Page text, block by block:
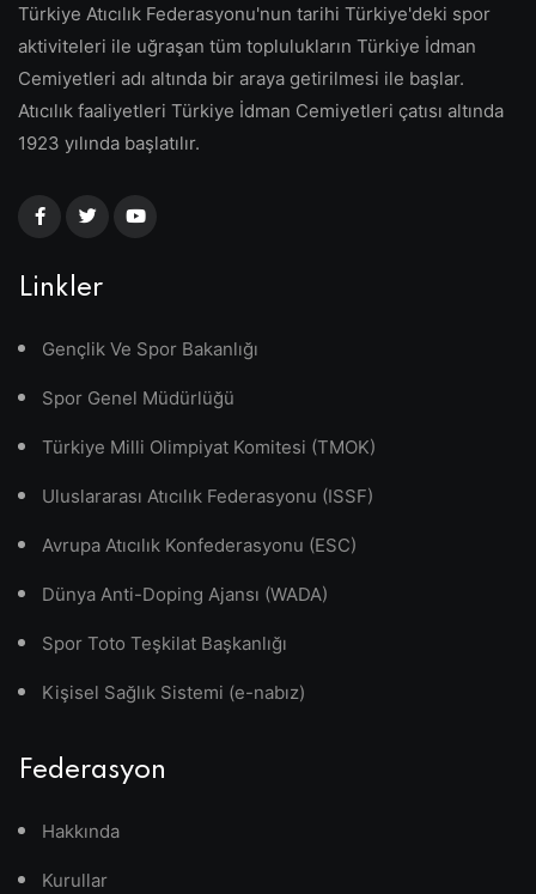
Türkiye Atıcılık Federasyonu'nun tarihi Türkiye'deki spor
aktiviteleri ile uğraşan tüm toplulukların Türkiye İdman
Cemiyetleri adı altında bir araya getirilmesi ile başlar.
Atıcılık faaliyetleri Türkiye İdman Cemiyetleri çatısı altında
1923 yılında başlatılır.
Linkler
Gençlik Ve Spor Bakanlığı
Spor Genel Müdürlüğü
Türkiye Milli Olimpiyat Komitesi (TMOK)
Uluslararası Atıcılık Federasyonu (ISSF)
Avrupa Atıcılık Konfederasyonu (ESC)
Dünya Anti-Doping Ajansı (WADA)
Spor Toto Teşkilat Başkanlığı
Kişisel Sağlık Sistemi (e-nabız)
Federasyon
Hakkında
Kurullar